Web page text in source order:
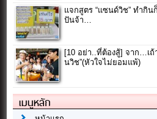
แจกสูตร “แซนด์วิช” ทำกิ
ปันจ้า…
[10 อย่า..ที่ต้องสู้] จาก…เ
นวิช”(หัวใจไม่ยอมแพ้)
เมนูหลัก